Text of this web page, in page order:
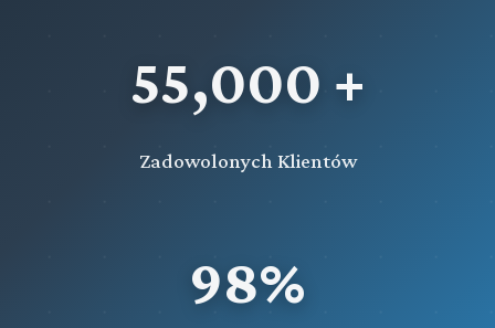
55,000 +
Zadowolonych Klientów
98%